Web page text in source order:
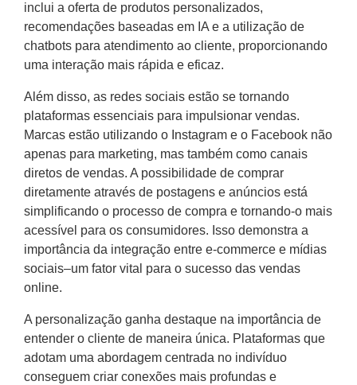
inclui a oferta de produtos personalizados,
recomendações baseadas em IA e a utilização de
chatbots para atendimento ao cliente, proporcionando
uma interação mais rápida e eficaz.
Além disso, as redes sociais estão se tornando
plataformas essenciais para impulsionar vendas.
Marcas estão utilizando o Instagram e o Facebook não
apenas para marketing, mas também como canais
diretos de vendas. A possibilidade de comprar
diretamente através de postagens e anúncios está
simplificando o processo de compra e tornando-o mais
acessível para os consumidores. Isso demonstra a
importância da integração entre e-commerce e mídias
sociais–um fator vital para o sucesso das vendas
online.
A personalização ganha destaque na importância de
entender o cliente de maneira única. Plataformas que
adotam uma abordagem centrada no indivíduo
conseguem criar conexões mais profundas e